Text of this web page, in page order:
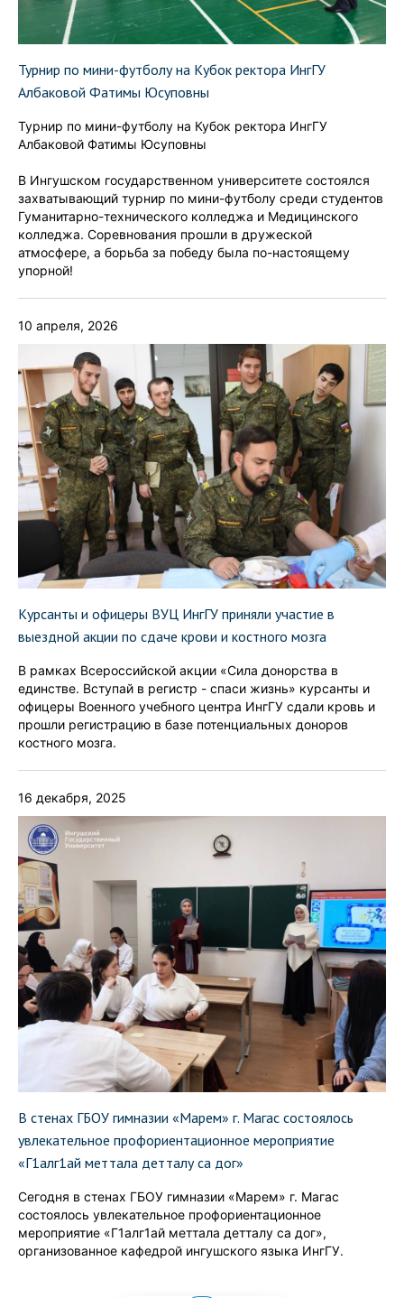
Турнир по мини-футболу на Кубок ректора ИнгГУ
Албаковой Фатимы Юсуповны
Турнир по мини-футболу на Кубок ректора ИнгГУ
Албаковой Фатимы Юсуповны
В Ингушском государственном университете состоялся
захватывающий турнир по мини-футболу среди студентов
Гуманитарно-технического колледжа и Медицинского
колледжа. Соревнования прошли в дружеской
атмосфере, а борьба за победу была по-настоящему
упорной!
10 апреля, 2026
Курсанты и офицеры ВУЦ ИнгГУ приняли участие в
выездной акции по сдаче крови и костного мозга
В рамках Всероссийской акции «Сила донорства в
единстве. Вступай в регистр - спаси жизнь» курсанты и
офицеры Военного учебного центра ИнгГУ сдали кровь и
прошли регистрацию в базе потенциальных доноров
костного мозга.
16 декабря, 2025
В стенах ГБОУ гимназии «Марем» г. Магас состоялось
увлекательное профориентационное мероприятие
«Г1алг1ай меттала детталу са дог»
Сегодня в стенах ГБОУ гимназии «Марем» г. Магас
состоялось увлекательное профориентационное
мероприятие «Г1алг1ай меттала детталу са дог»,
организованное кафедрой ингушского языка ИнгГУ.